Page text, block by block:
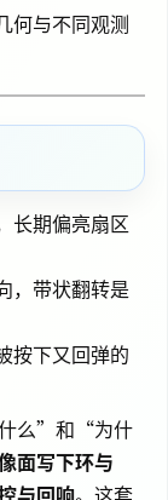
何与不同观测
长期偏亮扇区
，带状翻转是
按下又回弹的
什么”和“为什
面写下环与
与回响。这套